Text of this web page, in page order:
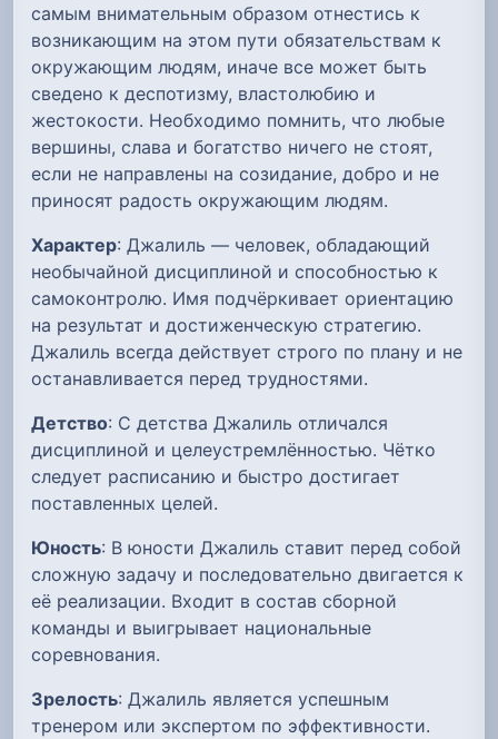
самым внимательным образом отнестись к
возникающим на этом пути обязательствам к
окружающим людям, иначе все может быть
сведено к деспотизму, властолюбию и
жестокости. Необходимо помнить, что любые
вершины, слава и богатство ничего не стоят,
если не направлены на созидание, добро и не
приносят радость окружающим людям.
Характер: Джалиль — человек, обладающий
необычайной дисциплиной и способностью к
самоконтролю. Имя подчёркивает ориентацию
на результат и достиженческую стратегию.
Джалиль всегда действует строго по плану и не
останавливается перед трудностями.
Детство: С детства Джалиль отличался
дисциплиной и целеустремлённостью. Чётко
следует расписанию и быстро достигает
поставленных целей.
Юность: В юности Джалиль ставит перед собой
сложную задачу и последовательно двигается к
её реализации. Входит в состав сборной
команды и выигрывает национальные
соревнования.
Зрелость: Джалиль является успешным
тренером или экспертом по эффективности.